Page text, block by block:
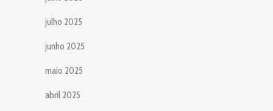
julho 2025
junho 2025
maio 2025
abril 2025